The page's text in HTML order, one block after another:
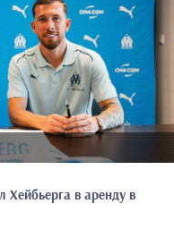
Хейбьерга в аренду в